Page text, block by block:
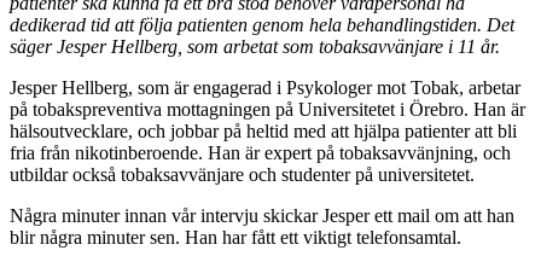
dedikerad tid att följa patienten genom hela behandlingstiden. Det
säger Jesper Hellberg, som arbetat som tobaksavvänjare i 11 år.
Jesper Hellberg, som är engagerad i Psykologer mot Tobak, arbetar
på tobakspreventiva mottagningen på Universitetet i Örebro. Han är
hälsoutvecklare, och jobbar på heltid med att hjälpa patienter att bli
fria från nikotinberoende. Han är expert på tobaksavvänjning, och
utbildar också tobaksavvänjare och studenter på universitetet.
Några minuter innan vår intervju skickar Jesper ett mail om att han
blir några minuter sen. Han har fått ett viktigt telefonsamtal.